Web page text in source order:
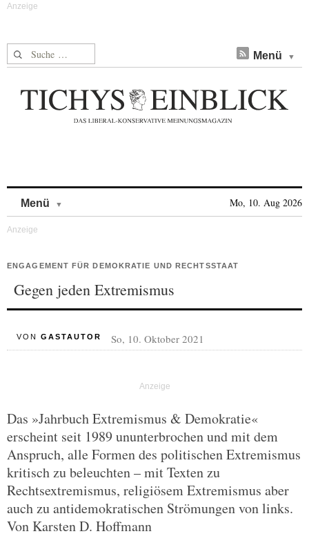
Suche nach: Menü
Menü Mo, 10. Aug 2026
ENGAGEMENT FÜR DEMOKRATIE UND RECHTSSTAAT
Gegen jeden Extremismus
VON GASTAUTOR So, 10. Oktober 2021
Das »Jahrbuch Extremismus & Demokratie«
erscheint seit 1989 ununterbrochen und mit dem
Anspruch, alle Formen des politischen Extremismus
kritisch zu beleuchten – mit Texten zu
Rechtsextremismus, religiösem Extremismus aber
auch zu antidemokratischen Strömungen von links.
Von Karsten D. Hoffmann